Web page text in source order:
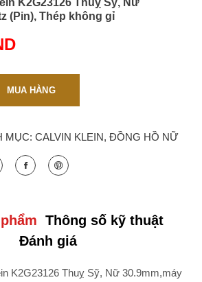
(Pin), Thép không gỉ
MUA HÀNG
MỤC: CALVIN KLEIN, ĐỒNG HỒ NỮ
Thông số kỹ thuật
Đánh giá
K2G23126 Thuỵ Sỹ, Nữ 30.9mm,máy